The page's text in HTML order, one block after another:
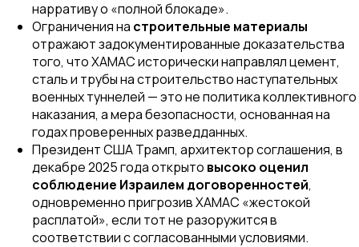
нарративу о «полной блокаде».
Ограничения на строительные материалы
отражают задокументированные доказательства
того, что ХАМАС исторически направлял цемент,
сталь и трубы на строительство наступательных
военных туннелей — это не политика коллективного
наказания, а мера безопасности, основанная на
годах проверенных разведданных.
Президент США Трамп, архитектор соглашения, в
декабре 2025 года открыто высоко оценил
соблюдение Израилем договоренностей,
одновременно пригрозив ХАМАС «жестокой
расплатой», если тот не разоружится в
соответствии с согласованными условиями.